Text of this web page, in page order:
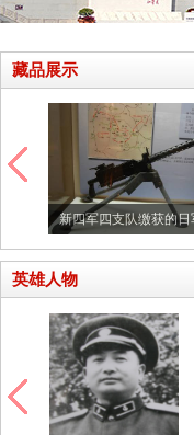
藏品展示
英雄人物